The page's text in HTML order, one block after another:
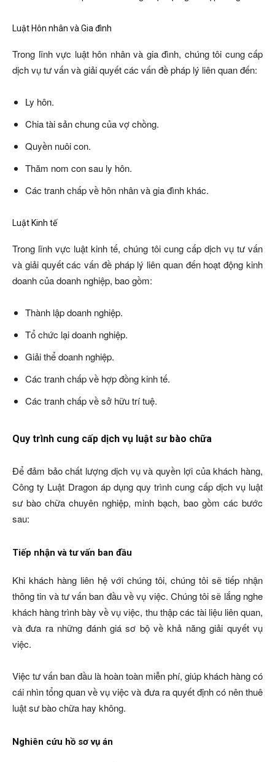
Luật Hôn nhân và Gia đình
Trong lĩnh vực luật hôn nhân và gia đình, chúng tôi cung cấp
dịch vụ tư vấn và giải quyết các vấn đề pháp lý liên quan đến:
Ly hôn.
Chia tài sản chung của vợ chồng.
Quyền nuôi con.
Thăm nom con sau ly hôn.
Các tranh chấp về hôn nhân và gia đình khác.
Luật Kinh tế
Trong lĩnh vực luật kinh tế, chúng tôi cung cấp dịch vụ tư vấn
và giải quyết các vấn đề pháp lý liên quan đến hoạt động kinh
doanh của doanh nghiệp, bao gồm:
Thành lập doanh nghiệp.
Tổ chức lại doanh nghiệp.
Giải thể doanh nghiệp.
Các tranh chấp về hợp đồng kinh tế.
Các tranh chấp về sở hữu trí tuệ.
Quy trình cung cấp dịch vụ luật sư bào chữa
Để đảm bảo chất lượng dịch vụ và quyền lợi của khách hàng,
Công ty Luật Dragon áp dụng quy trình cung cấp dịch vụ luật
sư bào chữa chuyên nghiệp, minh bạch, bao gồm các bước
sau:
Tiếp nhận và tư vấn ban đầu
Khi khách hàng liên hệ với chúng tôi, chúng tôi sẽ tiếp nhận
thông tin và tư vấn ban đầu về vụ việc. Chúng tôi sẽ lắng nghe
khách hàng trình bày về vụ việc, thu thập các tài liệu liên quan,
và đưa ra những đánh giá sơ bộ về khả năng giải quyết vụ
việc.
Việc tư vấn ban đầu là hoàn toàn miễn phí, giúp khách hàng có
cái nhìn tổng quan về vụ việc và đưa ra quyết định có nên thuê
luật sư bào chữa hay không.
Nghiên cứu hồ sơ vụ án